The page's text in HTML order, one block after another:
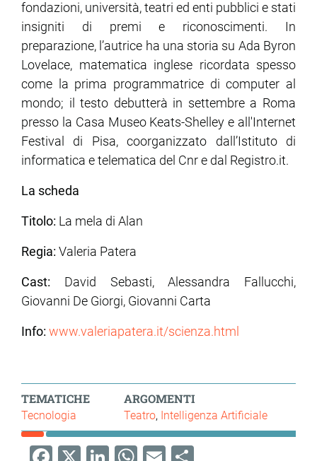
fondazioni, università, teatri ed enti pubblici e stati
insigniti di premi e riconoscimenti. In
preparazione, l’autrice ha una storia su Ada Byron
Lovelace, matematica inglese ricordata spesso
come la prima programmatrice di computer al
mondo; il testo debutterà in settembre a Roma
presso la Casa Museo Keats-Shelley e all'Internet
Festival di Pisa, coorganizzato dall’Istituto di
informatica e telematica del Cnr e dal Registro.it.
La scheda
Titolo: La mela di Alan
Regia: Valeria Patera
Cast: David Sebasti, Alessandra Fallucchi,
Giovanni De Giorgi, Giovanni Carta
Info: www.valeriapatera.it/scienza.html
TEMATICHE
Tecnologia
ARGOMENTI
Teatro Intelligenza Artificiale